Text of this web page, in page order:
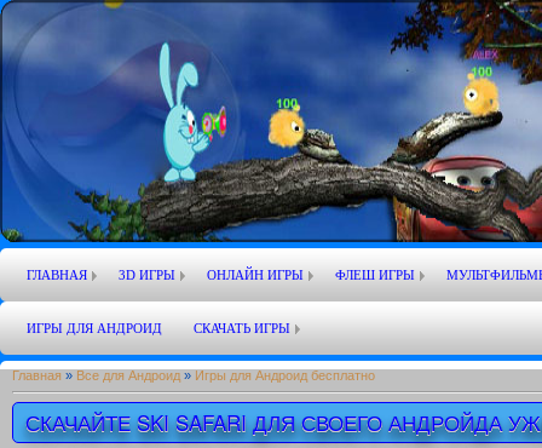
ГЛАВНАЯ 3D ИГРЫ ОНЛАЙН ИГРЫ ФЛЕШ ИГРЫ
ИГРЫ ДЛЯ АНДРОИД СКАЧАТЬ ИГРЫ
Главная » Все для Андроид » Игры для Андроид бесплатно
СКАЧАЙТЕ SKI SAFARI ДЛЯ СВОЕГО АНДРОЙДА